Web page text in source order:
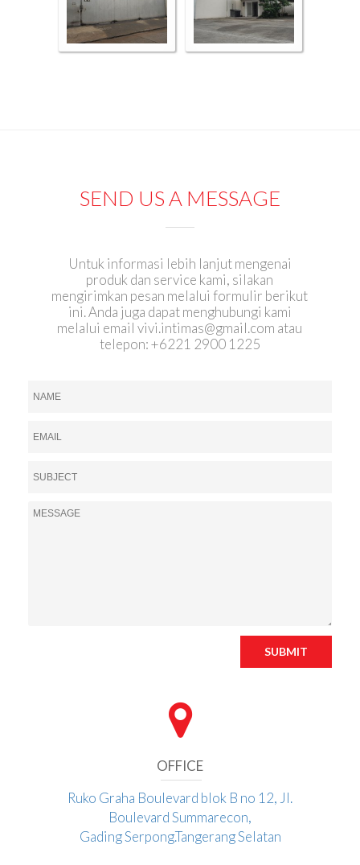
SEND US A MESSAGE
Untuk informasi lebih lanjut mengenai
produk dan service kami, silakan
mengirimkan pesan melalui formulir berikut
ini. Anda juga dapat menghubungi kami
melalui emailvivi.intimas@gmail.com atau
telepon: +6221 2900 1225
SUBMIT
OFFICE
Ruko Graha Boulevard blok B no 12, Jl.
Boulevard Summarecon,
Gading Serpong.Tangerang Selatan